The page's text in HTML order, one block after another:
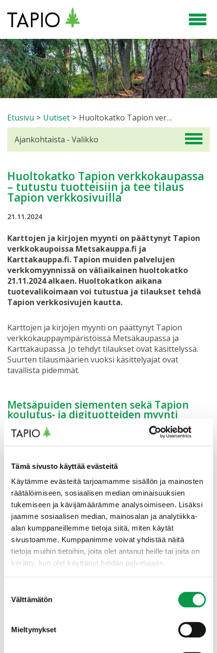
Tämä sivusto käyttää evästeitä
Käytämme evästeitä tarjoamamme sisällön ja mainosten
räätälöimiseen, sosiaalisen median ominaisuuksien
tukemiseen ja kävijämäärämme analysoimiseen. Lisäksi
jaamme sosiaalisen median, mainosalan ja analytiikka-
alan kumppaneillemme tietoja siitä, miten käytät
sivustoamme. Kumppanimme voivat yhdistää näitä
tietoja muihin tietoihin, joita olet antanut heille tai joita on
kerätty, kun olet käyttänyt heidän palvelujaan.
valinta
Välttämätön
Mieltymykset
Etusivu > Uutiset > Huoltokatko Tapion verkkokaupassa – tutustu tuotteisiin ja tee tilaus Tapion verkkosivuilla
Huoltokatko Tapion verkkokaupassa
– tutustu tuotteisiin ja tee tilaus
Tapion verkkosivuilla
21.11.2024
Karttojen ja kirjojen myynti on päättynyt Tapion
verkkokaupoissa Metsakauppa.fi ja
Karttakauppa.fi. Tapion muiden palvelujen
verkkomyynnissä on väliaikainen huoltokatko
21.11.2024 alkaen. Huoltokatkon aikana
tuotevalikoimaan voi tutustua ja tilaukset tehdä
Tapion verkkosivujen kautta.
Karttojen ja kirjojen myynti on päättynyt Tapion
verkkokauppaympäristöissä Metsäkaupassa ja
Karttakaupassa. Jo tehdyt tilaukset ovat käsittelyssä.
Suurten tilausmäärien vuoksi käsittelyajat ovat
tavallista pidemmät.
Metsäpuiden siementen sekä Tapion
koulutus- ja digituotteiden myynti
Tapio jatkaa edelleen jalostettujen metsäpuiden
yksityis- ja organisaatioasiakkaille.
Palvelujen verkkomyynnissä on väliaikainen
huoltokatko 21.11.2024 alkaen. Myynti jatkuu kuitenkin
myös huoltokatkon aikana: metsäpuiden siementen,
koulutuspalvelujen ja digituotteiden valikoimaan voi
tutustua Tapion verkkosivuilla. Tilaukset voi tehdä
yhteydenottolomakkeella tai ottamalla yhteyttä
suoraan asiantuntijoihimme.
Lisätiedot
Metsäpuiden siemenet ja taimet
Ajankohtaista - Valikko